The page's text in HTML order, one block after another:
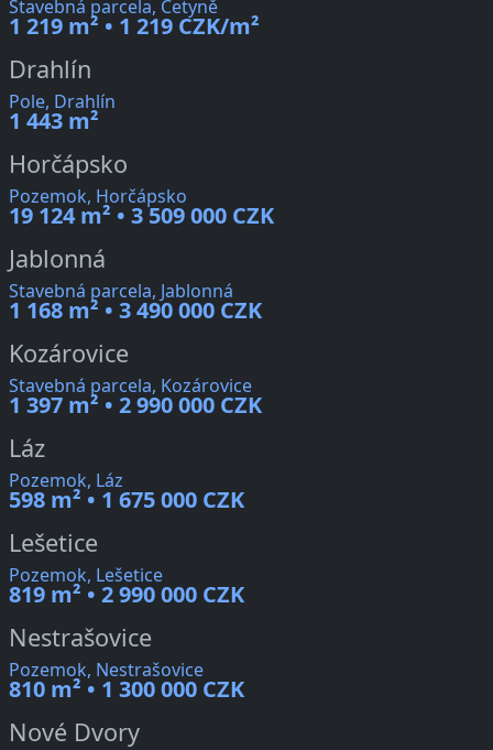
Stavebná parcela, Cetyně
1 219 m² • 1 219 CZK/m²
Drahlín
Pole, Drahlín
1 443 m²
Horčápsko
Pozemok, Horčápsko
19 124 m² • 3 509 000 CZK
Jablonná
Stavebná parcela, Jablonná
1 168 m² • 3 490 000 CZK
Kozárovice
Stavebná parcela, Kozárovice
1 397 m² • 2 990 000 CZK
Láz
Pozemok, Láz
598 m² • 1 675 000 CZK
Lešetice
Pozemok, Lešetice
819 m² • 2 990 000 CZK
Nestrašovice
Pozemok, Nestrašovice
810 m² • 1 300 000 CZK
Nové Dvory